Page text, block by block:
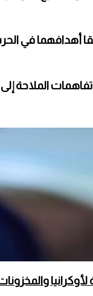
أهدافهما في
الملاحة